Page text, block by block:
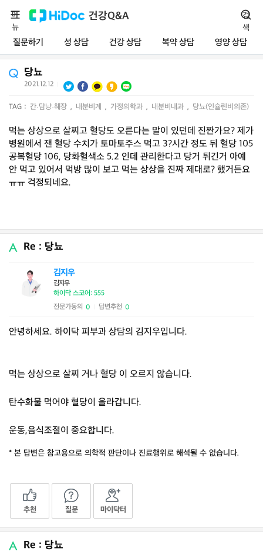
건강Q&A
질문하기 성 상담 건강 상담 복약 상담 영양 상담
메
뉴
검
색
당뇨
2021.12.12
TAG : 간·담낭·췌장 , 내분비계 , 가정의학과 , 내분비내과 , 당뇨(인슐린비의존)
먹는 상상으로 살찌고 혈당도 오른다는 말이 있던데 진짠가요? 제가
병원에서 잰 혈당 수치가 토마토주스 먹고 3?시간 정도 뒤 혈당 105
공복혈당 106, 당화혈색소 5.2 인데 관리한다고 당거 튀긴거 아예
안 먹고 있어서 먹방 많이 보고 먹는 상상을 진짜 제대로? 했거든요
ㅠㅠ 걱정되네요.
Re : 당뇨
김지우
김지우
하이닥 스코어: 555
전문가동의 0 답변추천 0
안녕하세요. 하이닥 피부과 상담의 김지우입니다.
먹는 상상으로 살찌 거나 혈당 이 오르지 않습니다.
탄수화물 먹어야 혈당이 올라갑니다.
운동,음식조절이 중요합니다.
* 본 답변은 참고용으로 의학적 판단이나 진료행위로 해석될 수 없습니다.
추천 질문 마이닥터
Re : 당뇨